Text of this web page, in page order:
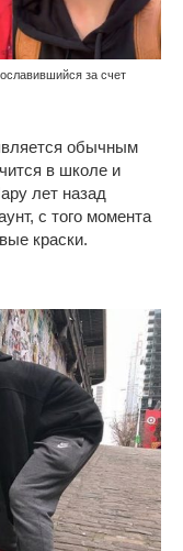
за счет
обычным
в школе и
лет назад
с того момента
краски.